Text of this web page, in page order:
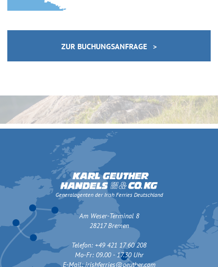
ZUR BUCHUNGSANFRAGE >
Generalagenten der Irish Ferries Deutschland
Am Weser-Terminal 8
28217 Bremen
Telefon: +49 421 17 60 208
Mo-Fr: 09.00 - 17.30 Uhr
E-Mail:irishferries@geuther.com